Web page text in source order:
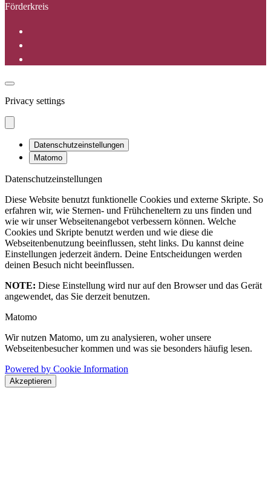
Förderkreis
Privacy settings
Datenschutzeinstellungen
Matomo
Datenschutzeinstellungen
Diese Website benutzt funktionelle Cookies und externe Skripte. So
erfahren wir, wie Sternen- und Frühcheneltern zu uns finden und
wie wir unser Webseitenangebot verbessern können. Welche
Cookies und Skripte benutzt werden und wie diese die
Webseitenbenutzung beeinflussen, steht links. Du kannst deine
Einstellungen jederzeit ändern. Deine Entscheidungen werden
deinen Besuch nicht beeinflussen.
NOTE: Diese Einstellung wird nur auf den Browser und das Gerät
angewendet, das Sie derzeit benutzen.
Matomo
Wir nutzen Matomo, um zu analysieren, woher unsere
Webseitenbesucher kommen und was sie besonders häufig lesen.
Powered by Cookie Information
Akzeptieren